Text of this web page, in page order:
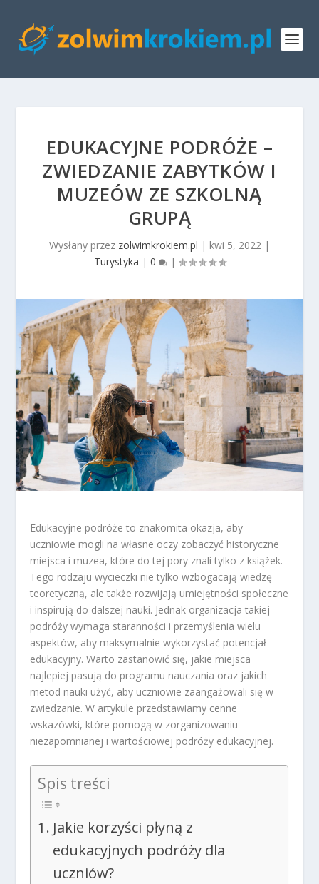
EDUKACYJNE PODRÓŻE –
ZWIEDZANIE ZABYTKÓW I
MUZEÓW ZE SZKOLNĄ
GRUPĄ
Wysłany przez zolwimkrokiem.pl | kwi 5, 2022 |
Turystyka | 0 |
Edukacyjne podróże to znakomita okazja, aby
uczniowie mogli na własne oczy zobaczyć historyczne
miejsca i muzea, które do tej pory znali tylko z książek.
Tego rodzaju wycieczki nie tylko wzbogacają wiedzę
teoretyczną, ale także rozwijają umiejętności społeczne
i inspirują do dalszej nauki. Jednak organizacja takiej
podróży wymaga staranności i przemyślenia wielu
aspektów, aby maksymalnie wykorzystać potencjał
edukacyjny. Warto zastanowić się, jakie miejsca
najlepiej pasują do programu nauczania oraz jakich
metod nauki użyć, aby uczniowie zaangażowali się w
zwiedzanie. W artykule przedstawiamy cenne
wskazówki, które pomogą w zorganizowaniu
niezapomnianej i wartościowej podróży edukacyjnej.
Spis treści
Jakie korzyści płyną z
edukacyjnych podróży dla
uczniów?